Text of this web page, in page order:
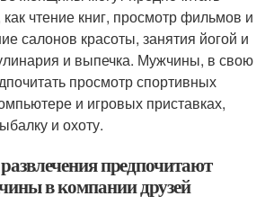
чтение книг, просмотр фильмов и
салонов красоты, занятия йогой и
и выпечка. Мужчины, в свою
просмотр спортивных
и игровых приставках,
и охоту.
предпочитают
в компании друзей